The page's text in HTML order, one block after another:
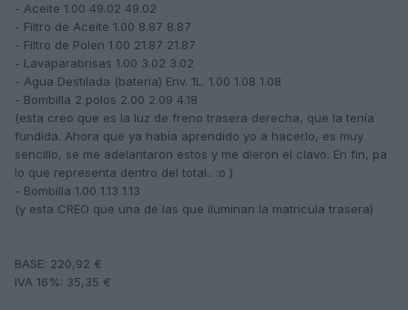
- Aceite 1.00 49.02 49.02
- Filtro de Aceite 1.00 8.87 8.87
- Filtro de Polen 1.00 21.87 21.87
- Lavaparabrisas 1.00 3.02 3.02
- Agua Destilada (bateria) Env. 1L. 1.00 1.08 1.08
- Bombilla 2 polos 2.00 2.09 4.18
(esta creo que es la luz de freno trasera derecha, que la tenía
fundida. Ahora que ya había aprendido yo a hacerlo, es muy
sencillo, se me adelantaron estos y me dieron el clavo. En fin, pa
lo que representa dentro del total.. :o )
- Bombilla 1.00 1.13 1.13
(y esta CREO que una de las que iluminan la matricula trasera)
BASE: 220,92 €
IVA 16%: 35,35 €